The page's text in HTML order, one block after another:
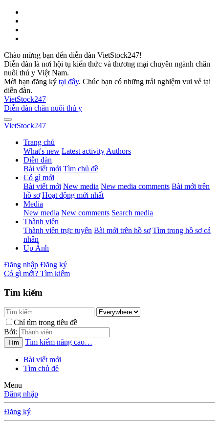
Chào mừng bạn đến diễn đàn VietStock247!
Diễn đàn là nơi hội tụ kiến thức và thương mại chuyên ngành chăn
nuôi thú y Việt Nam.
Mời bạn đăng ký tại đây. Chúc bạn có những trải nghiệm vui vẻ tại
diễn đàn.
VietStock247
Diễn đàn chăn nuôi thú y
VietStock247
Trang chủ
What's new Latest activity Authors
Diễn đàn
Bài viết mới Tìm chủ đề
Có gì mới
Bài viết mới New media New media comments Bài mới trên
hồ sơ Hoạt động mới nhất
Media
New media New comments Search media
Thành viên
Thành viên trực tuyến Bài mới trên hồ sơ Tìm trong hồ sơ cá
nhân
Up Ảnh
Đăng nhập Đăng ký
Có gì mới? Tìm kiếm
Tìm kiếm
Chỉ tìm trong tiêu đề
Bởi:
Tìm Tìm kiếm nâng cao…
Bài viết mới
Tìm chủ đề
Menu
Đăng nhập
Đăng ký